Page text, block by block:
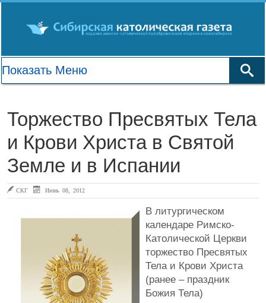
Торжество Пресвятых Тела
и Крови Христа в Святой
Земле и в Испании
СКГ Июнь 08, 2012
В литургическом
календаре Римско-
Католической Церкви
торжество Пресвятых
Тела и Крови Христа
(ранее – праздник
Божия Тела)